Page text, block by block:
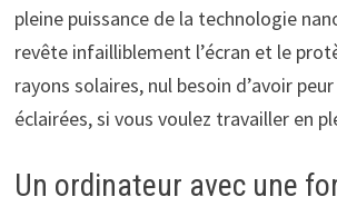
pleine puissance de la technologie
revête infailliblement l’écran et le
rayons solaires, nul besoin d’avoir
éclairées, si vous voulez travailler en
Un ordinateur avec une